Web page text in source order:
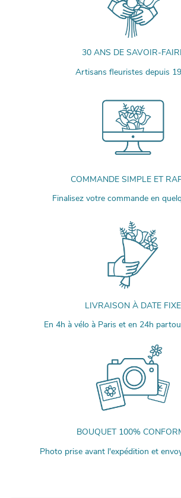
30 ANS DE SAVOIR-
Artisans fleuristes depuis
COMMANDE SIMPLE ET
Finalisez votre commande en
LIVRAISON À DATE FIXE
En 4h à vélo à Paris et en 24h
BOUQUET 100%
Photo prise avant l'expédition et